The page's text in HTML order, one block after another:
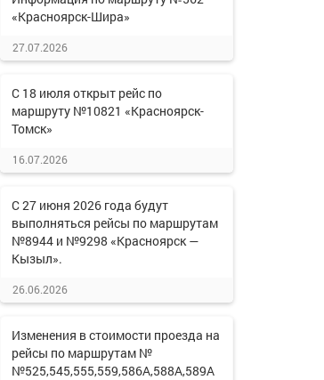
«Красноярск-Шира»
27.07.2026
С 18 июля открыт рейс по
маршруту №10821 «Красноярск-
Томск»
16.07.2026
С 27 июня 2026 года будут
выполняться рейсы по маршрутам
№8944 и №9298 «Красноярск —
Кызыл».
26.06.2026
Изменения в стоимости проезда на
рейсы по маршрутам №
№525,545,555,559,586А,588А,589А